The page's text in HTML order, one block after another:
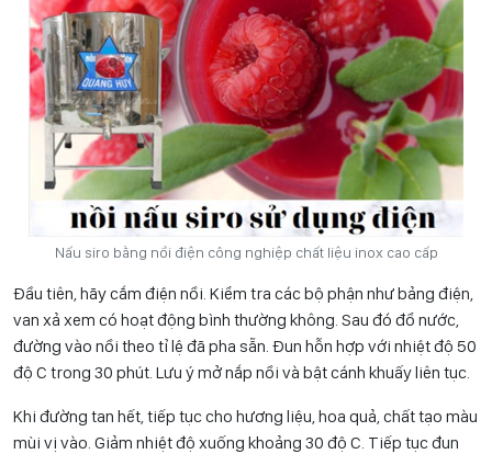
Nấu siro bằng nồi điện công nghiệp chất liệu inox cao cấp
Đầu tiên, hãy cắm điện nồi. Kiểm tra các bộ phận như bảng điện,
van xả xem có hoạt động bình thường không. Sau đó đổ nước,
đường vào nồi theo tỉ lệ đã pha sẵn. Đun hỗn hợp với nhiệt độ 50
độ C trong 30 phút. Lưu ý mở nắp nồi và bật cánh khuấy liên tục.
Khi đường tan hết, tiếp tục cho hương liệu, hoa quả, chất tạo màu
mùi vị vào. Giảm nhiệt độ xuống khoảng 30 độ C. Tiếp tục đun